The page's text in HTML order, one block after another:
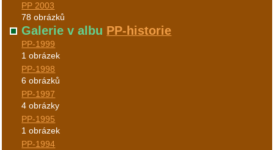
PP 2003
78 obrázků
Galerie v albu PP-historie
PP-1999
1 obrázek
PP-1998
6 obrázků
PP-1997
4 obrázky
PP-1995
1 obrázek
PP-1994